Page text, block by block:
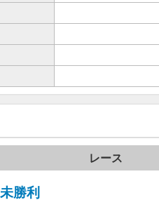
レース
未勝利